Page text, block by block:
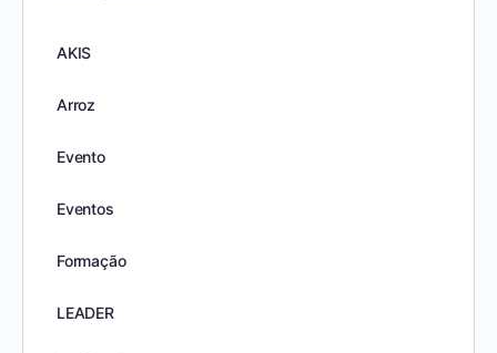
AKIS
Arroz
Evento
Eventos
Formação
LEADER